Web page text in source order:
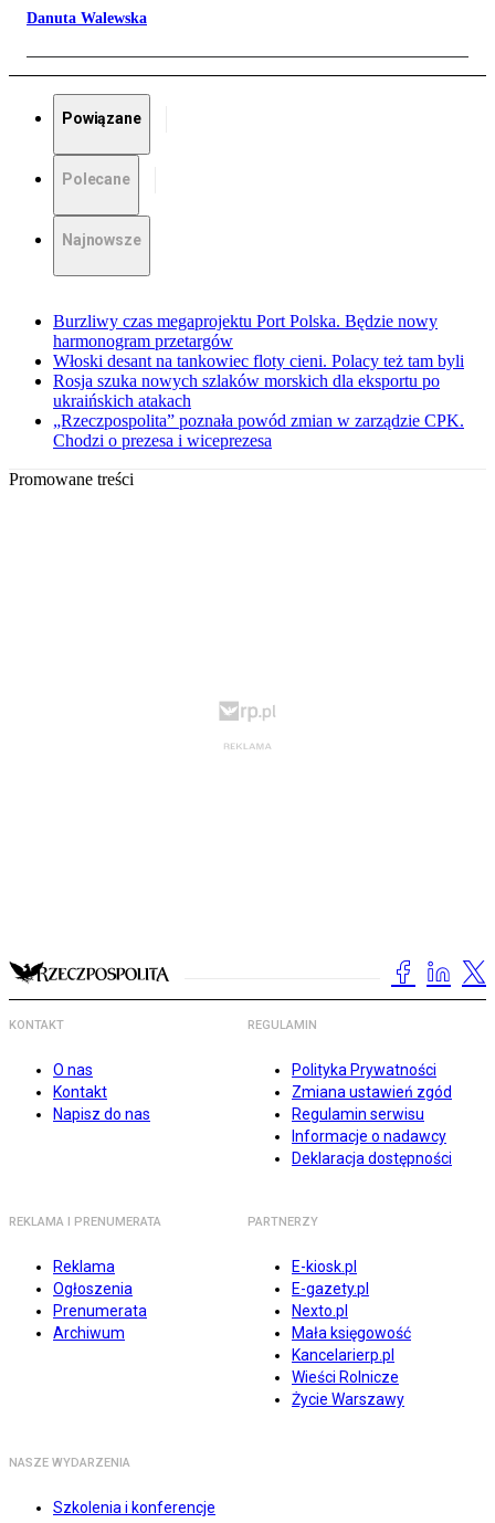
Danuta Walewska
Powiązane
Polecane
Najnowsze
Burzliwy czas megaprojektu Port Polska. Będzie nowy
harmonogram przetargów
Włoski desant na tankowiec floty cieni. Polacy też tam byli
Rosja szuka nowych szlaków morskich dla eksportu po
ukraińskich atakach
„Rzeczpospolita” poznała powód zmian w zarządzie CPK.
Chodzi o prezesa i wiceprezesa
Promowane treści
KONTAKT
O nas
Kontakt
Napisz do nas
REGULAMIN
Polityka Prywatności
Zmiana ustawień zgód
Regulamin serwisu
Informacje o nadawcy
Deklaracja dostępności
REKLAMA I PRENUMERATA
Reklama
Ogłoszenia
Prenumerata
Archiwum
PARTNERZY
E-kiosk.pl
E-gazety.pl
Nexto.pl
Mała księgowość
Kancelarierp.pl
Wieści Rolnicze
Życie Warszawy
NASZE WYDARZENIA
Szkolenia i konferencje